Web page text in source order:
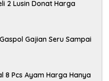
2 Lusin Donat Harga
Gajian Seru Sampai
8 Pcs Ayam Harga Hanya